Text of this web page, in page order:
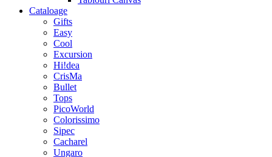
Cataloage
Gifts
Easy
Cool
Excursion
Hi!dea
CrisMa
Bullet
Tops
PicoWorld
Colorissimo
Sipec
Cacharel
Ungaro